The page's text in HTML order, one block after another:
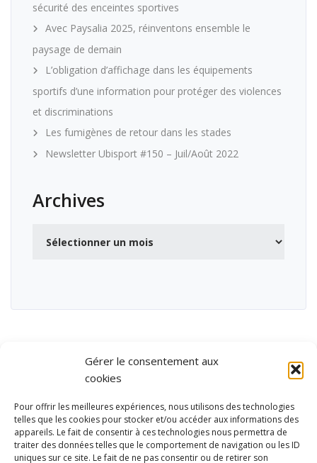
Gérer le consentement aux
cookies
Pour offrir les meilleures expériences, nous utilisons des technologies
telles que les cookies pour stocker et/ou accéder aux informations des
appareils. Le fait de consentir à ces technologies nous permettra de
traiter des données telles que le comportement de navigation ou les ID
uniques sur ce site. Le fait de ne pas consentir ou de retirer son
sécurité des enceintes sportives
Avec Paysalia 2025, réinventons ensemble le
paysage de demain
L’obligation d’affichage dans les équipements
sportifs d’une information pour protéger des violences
et discriminations
Les fumigènes de retour dans les stades
Newsletter Ubisport #150 – Juil/Août 2022
Archives